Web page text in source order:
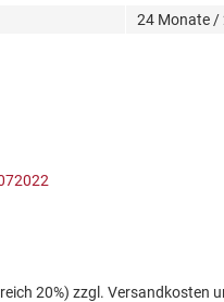
24 Monate /
20%) zzgl.